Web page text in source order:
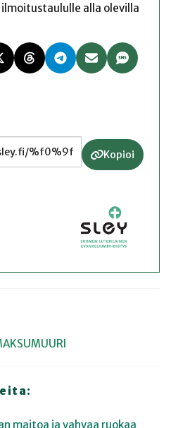
alla olevilla
Kopioi
maitoa ja vahvaa ruokaa